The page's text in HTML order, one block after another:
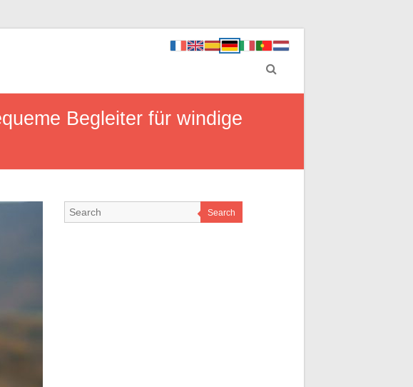
Begleiter für windige
Search